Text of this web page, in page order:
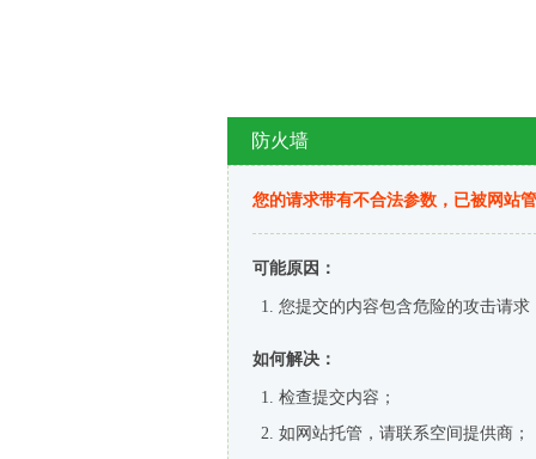
防火墙
您的请求带有不合法参数，已被网站
可能原因：
您提交的内容包含危险的攻击请求
如何解决：
检查提交内容；
如网站托管，请联系空间提供商；